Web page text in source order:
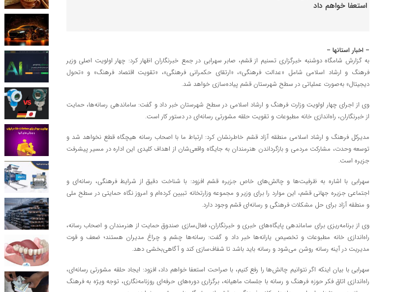
– اخبار استانها –
به گزارش شامگاه دوشنبه خبرگزاری تسنیم از قشم، صابر سهرابی در جمع خبرنگاران اظهار کرد: چهار اولویت اصلی وزیر
فرهنگ و ارشاد اسلامی شامل «عدالت فرهنگی»، «ارتقای حکمرانی فرهنگی»، «تقویت اقتصاد فرهنگ» و «تحول
دیجیتال» به‌صورت عملیاتی در سطح شهرستان قشم پیاده‌سازی خواهد شد.
وی از اجرای چهار اولویت وزارت فرهنگ و ارشاد اسلامی در سطح شهرستان خبر داد و گفت: ساماندهی رسانه‌ها، حمایت
از خبرنگاران، راه‌اندازی خانه مطبوعات و تقویت حلقه مشورتی رسانه‌ای در دستور کار است.
مدیرکل فرهنگ و ارشاد اسلامی منطقه آزاد قشم خاطرنشان کرد: ارتباط ما با اصحاب رسانه هیچگاه قطع نخواهد شد و
توسعه وحدت، مشارکت مردمی و بازگرداندن هنرمندان به جایگاه واقعی‌شان از اهداف کلیدی این اداره در مسیر پیشرفت
جزیره است.
سهرابی با اشاره به ظرفیت‌ها و چالش‌های خاص جزیره قشم افزود: با شناخت دقیق از شرایط فرهنگی، رسانه‌ای و
اجتماعی جزیره جهانی قشم، این موارد را برای وزیر و مجموعه وزارتخانه تبیین کرده‌ام و امروز نگاه حمایتی در سطح ملی
و منطقه آزاد برای حل مشکلات فرهنگی و رسانه‌ای قشم وجود دارد.
وی از برنامه‌ریزی برای ساماندهی پایگاه‌های خبری و خبرنگاران، فعال‌سازی صندوق حمایت از هنرمندان و اصحاب رسانه،
راه‌اندازی خانه مطبوعات و تخصیص یارانه‌ها خبر داد و گفت: رسانه‌ها چشم و چراغ مدیران هستند؛ ضعف و قوت
مدیریت در آینه رسانه روشن می‌شود و رسانه باید باشد تا شفاف‌سازی کند و آگاهی‌بخشی دهد.
سهرابی با بیان اینکه اگر نتوانیم چالش‌ها را رفع کنیم، با صراحت استعفا خواهم داد، افزود: ایجاد حلقه مشورتی رسانه‌ای،
راه‌اندازی اتاق فکر حوزه فرهنگ و رسانه با جلسات ماهیانه، برگزاری دوره‌های حرفه‌ای روزنامه‌نگاری، توجه ویژه به فرهنگ